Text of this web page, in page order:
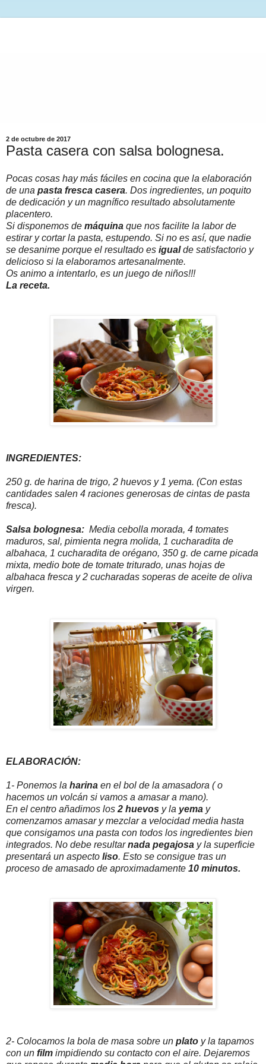
2 de octubre de 2017
Pasta casera con salsa bolognesa.
Pocas cosas hay más fáciles en cocina que la elaboración
de una pasta fresca casera. Dos ingredientes, un poquito
de dedicación y un magnífico resultado absolutamente
placentero.
Si disponemos de máquina que nos facilite la labor de
estirar y cortar la pasta, estupendo. Si no es así, que nadie
se desanime porque el resultado es igualde satisfactorio y
delicioso si la elaboramos artesanalmente.
Os animo a intentarlo, es un juego de niños!!!
La receta.
INGREDIENTES:
250 g. de harina de trigo, 2 huevos y 1 yema. (Con estas
cantidades salen 4 raciones generosas de cintas de pasta
fresca).
Salsa bolognesa: Media cebolla morada, 4 tomates
maduros, sal, pimienta negra molida, 1 cucharadita de
albahaca, 1 cucharadita de orégano, 350 g. de carne picada
mixta, medio bote de tomate triturado, unas hojas de
albahaca fresca y 2 cucharadas soperas de aceite de oliva
virgen.
ELABORACIÓN:
1- Ponemos la harina en el bol de la amasadora ( o
hacemos un volcán si vamos a amasar a mano).
En el centro añadimos los 2 huevos y la yema y
comenzamos amasar y mezclar a velocidad media hasta
que consigamos una pasta con todos los ingredientes bien
integrados. No debe resultarnada pegajosa y la superficie
presentará un aspecto liso. Esto se consigue tras un
proceso de amasado de aproximadamente 10 minutos.
2- Colocamos la bola de masa sobre un plato y la tapamos
con un film impidiendo su contacto con el aire. Dejaremos